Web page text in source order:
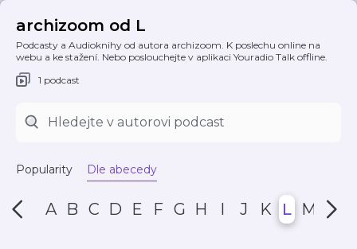
archizoom od L
Podcasty a Audioknihy od autora archizoom. K poslechu online na
webu a ke stažení. Nebo poslouchejte v aplikaci Youradio Talk offline.
1 podcast
Popularity Dle abecedy
A B C D E F G H I J K L M N